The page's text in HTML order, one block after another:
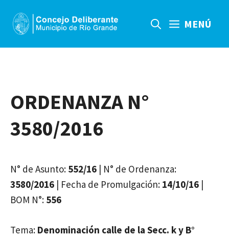
contenido
MENÚ
ORDENANZA N°
3580/2016
N° de Asunto: 552/16 | N° de Ordenanza:
3580/2016 | Fecha de Promulgación: 14/10/16 |
BOM N°: 556
Tema: Denominación calle de la Secc. k y B°